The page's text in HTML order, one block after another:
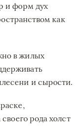
и форм дух
как
в жилых
и сырости.
рода холст